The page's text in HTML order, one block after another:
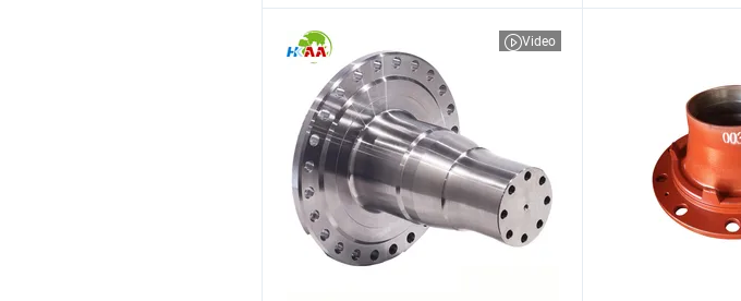
Video